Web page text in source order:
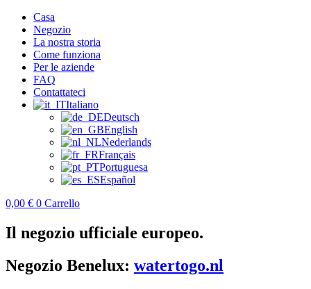
Casa
Negozio
La nostra storia
Come funziona
Per le aziende
FAQ
Contattateci
Italiano
Deutsch
English
Nederlands
Français
Portuguesa
Español
0,00 € 0 Carrello
Il negozio ufficiale europeo.
Negozio Benelux: watertogo.nl